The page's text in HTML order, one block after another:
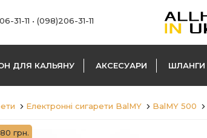
31-11 • (098)206-31-11
ДЛЯ КАЛЬЯНУ АКСЕСУАРИ ШЛАНГИ
Електронні сигарети BalMY BalMY 500
грн.